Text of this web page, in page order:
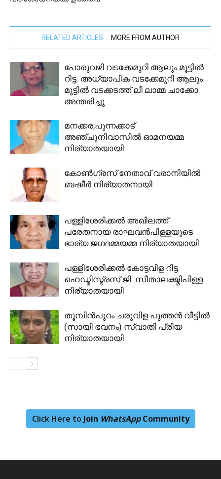
RELATED ARTICLES MORE FROM AUTHOR
പോരുവഴി വടക്കേമുറി ആലും മൂട്ടിൽ
റിട്ട. അധ്യാപിക വടക്കേമുറി ആലും
മൂട്ടിൽ വടക്കടത്ത് ലീ ലാമ്മ ചാക്കോ
അന്തരിച്ചു
മനക്കര,പുന്നക്കാട്
അഞ്ചുനിവാസിൽ ഓമനയമ്മ
നിര്യാതയായി
കോൺഗ്രസ്‌ നേതാവ് വരാനിയിൽ
ബഷീർ നിര്യാതനായി
പള്ളിശേരിക്കല്‍ അഖിലത്ത്
പരേതനായ രാഘവന്‍പിള്ളയുടെ
ഭാര്യ ജഗദമ്മയമ്മ നിര്യാതയായി
പള്ളിശേരിക്കല്‍ കോട്ടവിള റിട്ട.
ഹെഡ്മിസ്ട്രസ് ജി. സീതാലക്ഷ്മിപിള്ള
നിര്യാതയായി
തൂമ്പിൻപുറം ചരുവിള പുത്തൻ വീട്ടിൽ
(സായി ഭവനം) സ്വാതി പ്രിയ
നിര്യാതയായി
Click Here to Join WhatsAppCommunity